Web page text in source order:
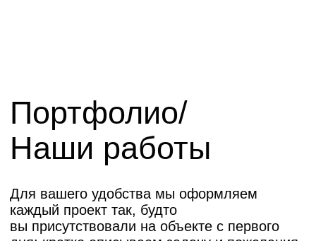
Площадь дома. Основной критерий,
и количество материалов.
Тип ремонта. Косметический, капитальный
или дизайнерский — каждый вид имеет
свою стоимость.
Основные факторы, влияющие на цену:
Мы предлагаем прозрачные тарифы
и детализированный расчет по всем
статьям.